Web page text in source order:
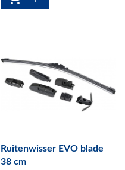
Ruitenwisser EVO blade
38 cm